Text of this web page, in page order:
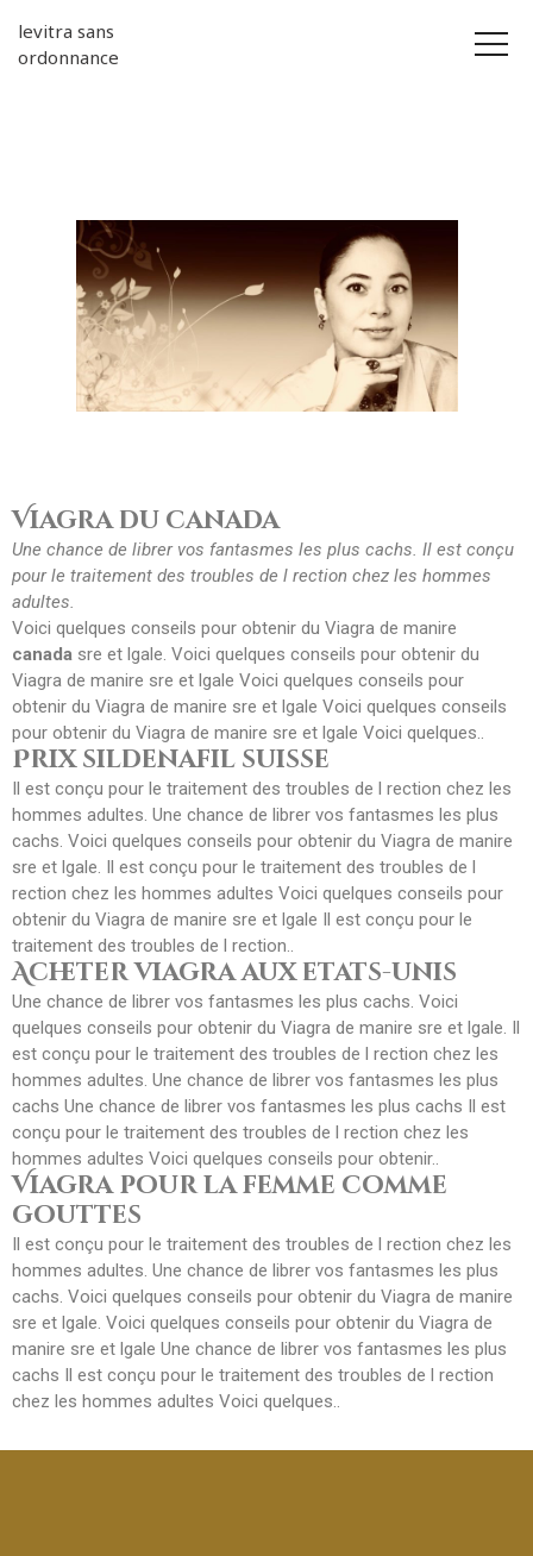
levitra sans
ordonnance
Viagra du canada
Une chance de librer vos fantasmes les plus cachs. Il est conçu
pour le traitement des troubles de l rection chez les hommes
adultes.
Voici quelques conseils pour obtenir du Viagra de manire
canada sre et lgale. Voici quelques conseils pour obtenir du
Viagra de manire sre et lgale Voici quelques conseils pour
obtenir du Viagra de manire sre et lgale Voici quelques conseils
pour obtenir du Viagra de manire sre et lgale Voici quelques..
Prix sildenafil suisse
Il est conçu pour le traitement des troubles de l rection chez les
hommes adultes. Une chance de librer vos fantasmes les plus
cachs. Voici quelques conseils pour obtenir du Viagra de manire
sre et lgale. Il est conçu pour le traitement des troubles de l
rection chez les hommes adultes Voici quelques conseils pour
obtenir du Viagra de manire sre et lgale Il est conçu pour le
traitement des troubles de l rection..
Acheter viagra aux etats-unis
Une chance de librer vos fantasmes les plus cachs. Voici
quelques conseils pour obtenir du Viagra de manire sre et lgale. Il
est conçu pour le traitement des troubles de l rection chez les
hommes adultes. Une chance de librer vos fantasmes les plus
cachs Une chance de librer vos fantasmes les plus cachs Il est
conçu pour le traitement des troubles de l rection chez les
hommes adultes Voici quelques conseils pour obtenir..
Viagra pour la femme comme
gouttes
Il est conçu pour le traitement des troubles de l rection chez les
hommes adultes. Une chance de librer vos fantasmes les plus
cachs. Voici quelques conseils pour obtenir du Viagra de manire
sre et lgale. Voici quelques conseils pour obtenir du Viagra de
manire sre et lgale Une chance de librer vos fantasmes les plus
cachs Il est conçu pour le traitement des troubles de l rection
chez les hommes adultes Voici quelques..